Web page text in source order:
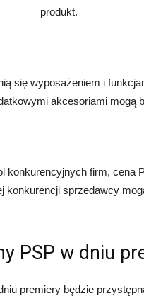
produkt.
się wyposażeniem i
akcesoriami mogą
konkurencyjnych firm, cena
konkurencji sprzedawcy
PSP w dniu
premiery będzie